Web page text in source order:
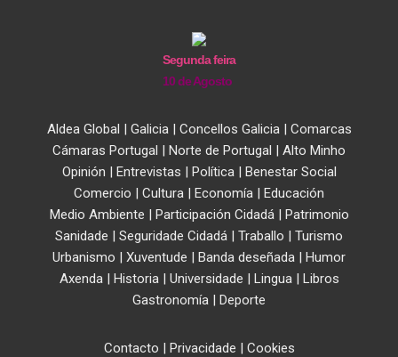
Segunda feira
10 de Agosto
Aldea Global | Galicia| Concellos Galicia| Comarcas
Cámaras Portugal | Norte de Portugal | Alto Minho
Opinión | Entrevistas | Política| Benestar Social
Comercio | Cultura | Economía | Educación
Medio Ambiente | Participación Cidadá| Patrimonio
Sanidade | Seguridade Cidadá | Traballo | Turismo
Urbanismo | Xuventude | Banda deseñada | Humor
Axenda| Historia| Universidade | Lingua| Libros
Gastronomía | Deporte
Contacto | Privacidade | Cookies